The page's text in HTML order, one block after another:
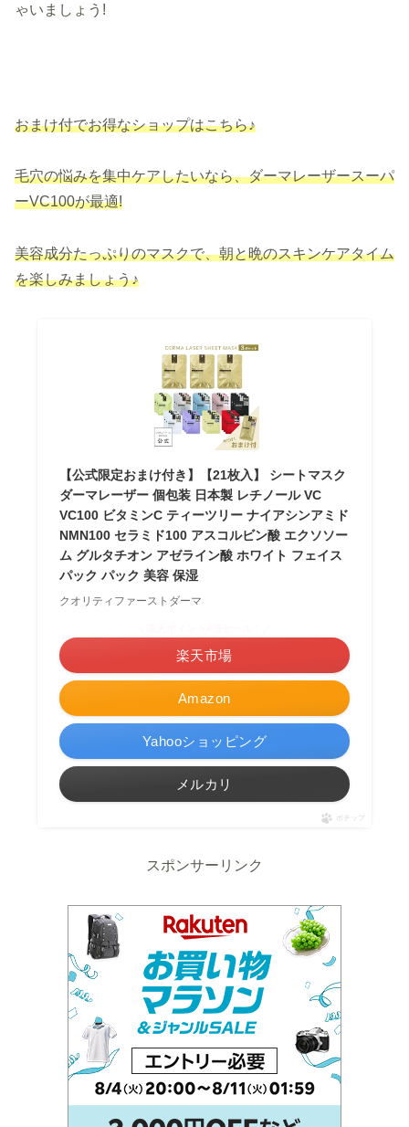
ゃいましょう!
おまけ付でお得なショップはこちら♪
毛穴の悩みを集中ケアしたいなら、ダーマレーザースーパ
ーVC100が最適!
美容成分たっぷりのマスクで、朝と晩のスキンケアタイム
を楽しみましょう♪
【公式限定おまけ付き】【21枚入】 シートマスク
ダーマレーザー 個包装 日本製 レチノール VC
VC100 ビタミンC ティーツリー ナイアシンアミド
NMN100 セラミド100 アスコルビン酸 エクソソー
ム グルタチオン アゼライン酸 ホワイト フェイス
パック パック 美容 保湿
クオリティファーストダーマ
Amazon
楽天市場
Yahooショッピング
メルカリ
ポチップ
スポンサーリンク